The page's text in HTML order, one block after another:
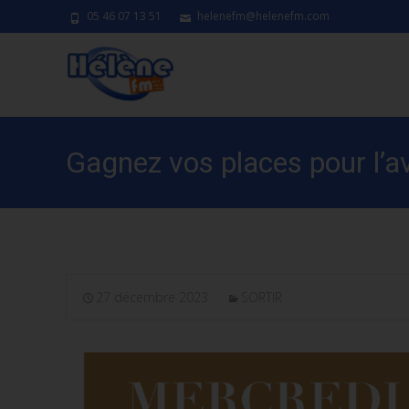
05 46 07 13 51 helenefm@helenefm.com
Gagnez vos places pour